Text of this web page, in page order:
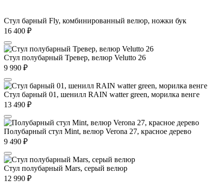
Стул барный Fly, комбинированный велюр, ножки бук
16 400 ₽
Стул полубарный Тревер, велюр Velutto 26
9 990 ₽
Стул барный 01, шенилл RAIN watter green, морилка венге
13 490 ₽
Полубарный стул Mint, велюр Verona 27, красное дерево
9 490 ₽
Стул полубарный Mars, серый велюр
12 990 ₽